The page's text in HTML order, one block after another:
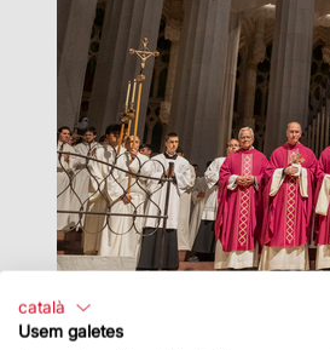
català
Usem galetes